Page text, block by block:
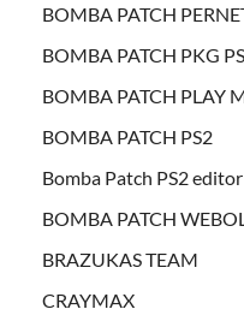
BOMBA PATCH
BOMBA PATCH PKG
BOMBA PATCH PLAY
BOMBA PATCH PS2
Bomba Patch PS2
BOMBA PATCH
BRAZUKAS TEAM
CRAYMAX